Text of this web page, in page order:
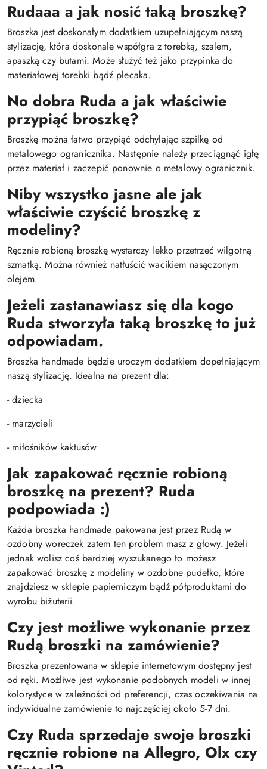
Rudaaa a jak nosić taką broszkę?
Broszka jest doskonałym dodatkiem uzupełniającym naszą
stylizację, która doskonale współgra z torebką, szalem,
apaszką czy butami. Może służyć też jako przypinka do
materiałowej torebki bądź plecaka.
No dobra Ruda a jak właściwie
przypiąć broszkę?
Broszkę można łatwo przypiąć odchylając szpilkę od
metalowego ogranicznika. Następnie należy przeciągnąć igłę
przez materiał i zaczepić ponownie o metalowy ogranicznik.
Niby wszystko jasne ale jak
właściwie czyścić broszkę z
modeliny?
Ręcznie robioną broszkę wystarczy lekko przetrzeć wilgotną
szmatką. Można również natłuścić wacikiem nasączonym
olejem.
Jeżeli zastanawiasz się dla kogo
Ruda stworzyła taką broszkę to już
odpowiadam.
Broszka handmade będzie uroczym dodatkiem dopełniającym
naszą stylizację. Idealna na prezent dla:
- dziecka
- marzycieli
- miłośników kaktusów
Jak zapakować ręcznie robioną
broszkę na prezent? Ruda
podpowiada :)
Każda broszka handmade pakowana jest przez Rudą w
ozdobny woreczek zatem ten problem masz z głowy. Jeżeli
jednak wolisz coś bardziej wyszukanego to możesz
zapakować broszkę z modeliny w ozdobne pudełko, które
znajdziesz w sklepie papierniczym bądź półproduktami do
wyrobu biżuterii.
Czy jest możliwe wykonanie przez
Rudą broszki na zamówienie?
Broszka prezentowana w sklepie internetowym dostępny jest
od ręki. Możliwe jest wykonanie podobnych modeli w innej
kolorystyce w zależności od preferencji, czas oczekiwania na
indywidualne zamówienie to najczęściej około 5-7 dni.
Czy Ruda sprzedaje swoje broszki
ręcznie robione na Allegro, Olx czy